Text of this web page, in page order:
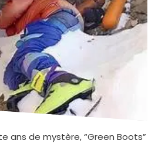
ans de mystère, “Green Boots”